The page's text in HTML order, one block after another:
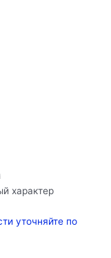
характер
уточняйте по